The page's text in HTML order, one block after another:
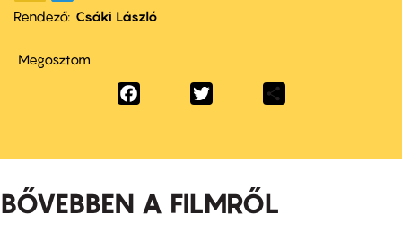
Rendező Csáki László
Megosztom
Facebook
BŐVEBBEN A FILMRŐL